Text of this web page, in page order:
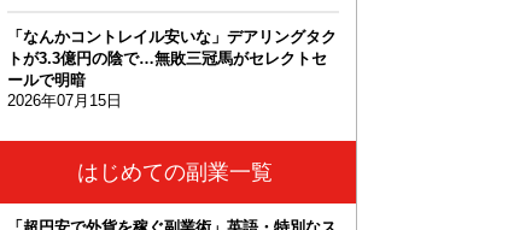
「なんかコントレイル安いな」デアリングタク
トが3.3億円の陰で…無敗三冠馬がセレクトセ
ールで明暗
2026年07月15日
はじめての副業一覧